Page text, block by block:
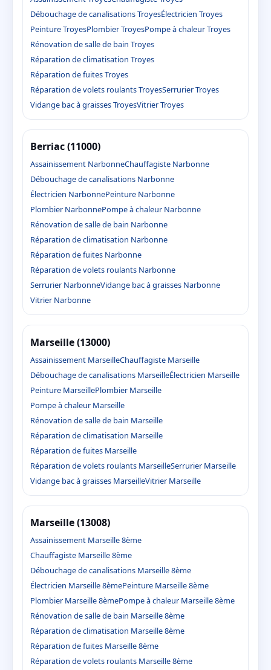
Débouchage de canalisations TroyesÉlectricien Troyes
Peinture TroyesPlombier TroyesPompe à chaleur Troyes
Rénovation de salle de bain Troyes
Réparation de climatisation Troyes
Réparation de fuites Troyes
Réparation de volets roulants TroyesSerrurier Troyes
Vidange bac à graisses TroyesVitrier Troyes
Berriac (11000)
Assainissement NarbonneChauffagiste Narbonne
Débouchage de canalisations Narbonne
Électricien NarbonnePeinture Narbonne
Plombier NarbonnePompe à chaleur Narbonne
Rénovation de salle de bain Narbonne
Réparation de climatisation Narbonne
Réparation de fuites Narbonne
Réparation de volets roulants Narbonne
Serrurier NarbonneVidange bac à graisses Narbonne
Vitrier Narbonne
Marseille (13000)
Assainissement MarseilleChauffagiste Marseille
Débouchage de canalisations MarseilleÉlectricien Marseille
Peinture MarseillePlombier Marseille
Pompe à chaleur Marseille
Rénovation de salle de bain Marseille
Réparation de climatisation Marseille
Réparation de fuites Marseille
Réparation de volets roulants MarseilleSerrurier Marseille
Vidange bac à graisses MarseilleVitrier Marseille
Marseille (13008)
Assainissement Marseille 8ème
Chauffagiste Marseille 8ème
Débouchage de canalisations Marseille 8ème
Électricien Marseille 8èmePeinture Marseille 8ème
Plombier Marseille 8èmePompe à chaleur Marseille 8ème
Rénovation de salle de bain Marseille 8ème
Réparation de climatisation Marseille 8ème
Réparation de fuites Marseille 8ème
Réparation de volets roulants Marseille 8ème